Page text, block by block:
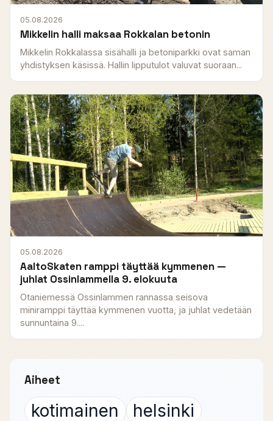
05.08.2026
Mikkelin halli maksaa Rokkalan betonin
Mikkelin Rokkalassa sisähalli ja betoniparkki ovat saman
yhdistyksen käsissä. Hallin lipputulot valuvat suoraan...
05.08.2026
AaltoSkaten ramppi täyttää kymmenen —
juhlat Ossinlammella 9. elokuuta
Otaniemessä Ossinlammen rannassa seisova
miniramppi täyttää kymmenen vuotta, ja juhlat vedetään
sunnuntaina 9....
Aiheet
kotimainen
helsinki